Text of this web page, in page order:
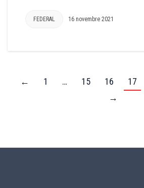
FEDERAL 16 novembre 2021
← 1 … 15 16 17
→